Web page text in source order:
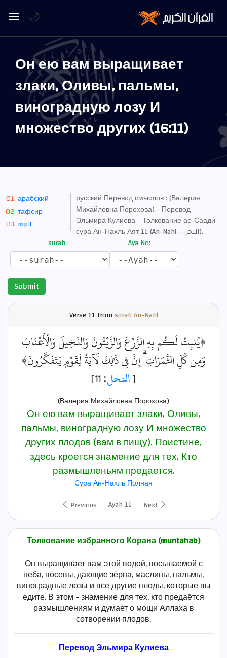
Он ею вам выращивает
злаки, Оливы, пальмы,
виноградную лозу И
множество других (16:11)
арабский
тафсир
mp3
русский Перевод смыслов : (Валерия
Михайловна Порохова) - Перевод
Эльмира Кулиева - Толкование ас-Саади
сура Ан-Нахль Аят 11 (An-Nahl - النحل).
surah :
Aya No:
Submit
Verse11 fromsurah An-Nahl
﴿يُنبِتُ لَكُم بِهِ الزَّرْعَ وَالزَّيْتُونَ وَالنَّخِيلَ وَالْأَعْنَابَ
وَمِن كُلِّ الثَّمَرَاتِ ۗ إِنَّ فِي ذَٰلِكَ لَآيَةً لِّقَوْمٍ يَتَفَكَّرُونَ﴾
[النحل: 11]
(Валерия Михайловна Порохова)
Он ею вам выращивает злаки, Оливы,
пальмы, виноградную лозу И множество
других плодов (вам в пищу). Поистине,
здесь кроется знамение для тех, Кто
размышленьям предается.
Сура Ан-Нахль Полная
Previous
Ayah 11 Next
Толкование избранного Корана (muntahab)
Он выращивает вам этой водой, посылаемой с
неба, посевы, дающие зёрна, маслины, пальмы,
виноградные лозы и все другие плоды, которые вы
едите. В этом - знамение для тех, кто предаётся
размышлениям и думает о мощи Аллаха в
сотворении плодов.
Перевод Эльмира Кулиева
🌙